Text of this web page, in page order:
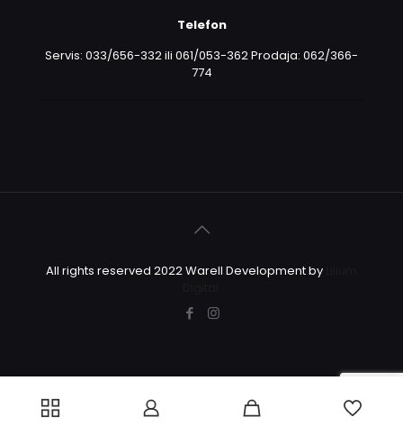
Telefon
Servis: 033/656-332 ili 061/053-362 Prodaja: 062/366-
774
All rights reserved 2022 Warell Development by